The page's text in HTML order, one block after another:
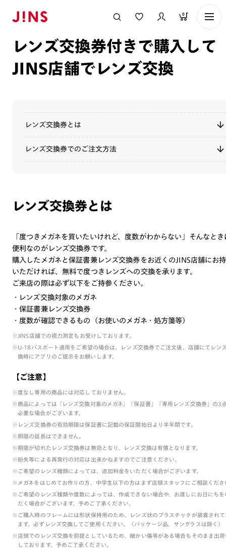
0
メガネのJINS TOP オンラインショップについて
レンズ交換券付きで購入して
JINS店舗でレンズ交換
レンズ交換券とは
レンズ交換券でのご注文方法
レンズ交換券とは
「度つきメガネを買いたいけれど、度数がわからない」そんなとき
便利なのがレンズ交換券です。
購入したメガネと保証書兼レンズ交換券をお近くのJINS店舗にお
いただければ、無料で度つきレンズへの交換を承ります。
ご来店の際は必ず以下をご持参ください。
・レンズ交換対象のメガネ
・保証書兼レンズ交換券
・度数が確認できるもの（お使いのメガネ・処方箋等）
※JINS店舗での視力測定もお受けしております。
※U-18パスポート適用をご希望の場合は、レンズ交換券でご注文後、店舗にてレン
換時にアプリのご提示をお願いします。
【ご注意】
※度なし専用の商品には対応しておりません。
※商品によっては「レンズ交換対象のメガネ」「保証書」「専用レンズ交換券」の3
必要な場合がございます。
※レンズ交換券の有効期限は保証書に記載の保証開始日より半年間です。
※期限の延長はできません。
※期限が切れたレンズ交換券は無効となり、レンズ交換は有償となります。
※紛失等による再発行の対応は出来かねますのでご注意ください。
※ご希望のレンズ種類によっては、追加料金をいただく場合がございます。
※メガネをはじめてお作りの方、中学生以下の方はまず店頭スタッフにご相談くださ
※ご希望のレンズ種類や度数によっては、作成できない場合や、お渡しにお日にちを
だく場合がございます。予めご了承ください。
※ご購入時のフレームには形状保持用のため、レンズ状のプラスチックが装着されて
ます。必ずレンズ交換してご使用ください。（パッケージ品、サングラスは除く）
※店頭でのレンズ交換を前提としているため、細かい傷等がある場合もそのまま出荷
しております。予めご了承ください。